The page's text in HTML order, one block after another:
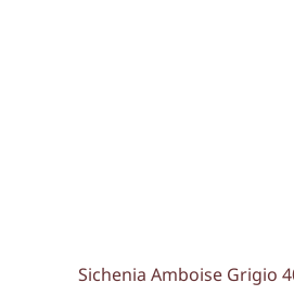
Sichenia Amboise Grigio